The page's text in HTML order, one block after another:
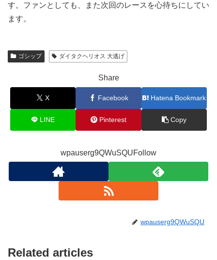
す。ファンとしても、また次回のレースを心待ちにしてい
ます。
ゴシップ ダイタクヘリオス 大逃げ
Share
X Facebook Hatena Bookmark
LINE Pinterest Copy
wpauserg9QWuSQUFollow
wpauserg9QWuSQU
Related articles